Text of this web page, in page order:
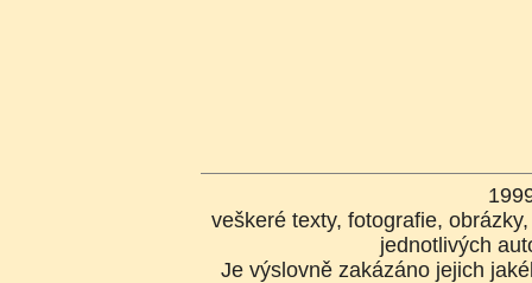
veškeré texty, fotografie,
jednotlivých
Je výslovně zakázáno jejich